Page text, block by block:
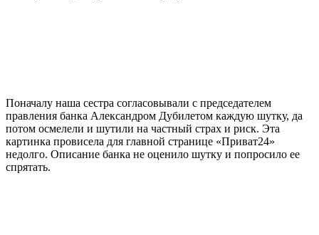
Поначалу наша сестра согласовывали с председателем
правления банка Александром Дубилетом каждую шутку, да
потом осмелели и шутили на частный страх и риск. Эта
картинка провисела для главной странице «Приват24»
недолго. Описание банка не оценило шутку и попросило ее
спрятать.